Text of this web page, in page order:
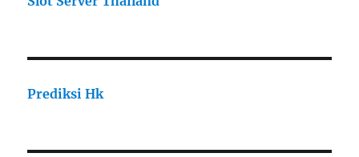
Prediksi Hk